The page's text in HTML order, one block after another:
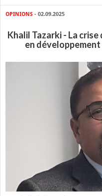
OPINIONS - 02.09.2025
Khalil Tazarki - La
en développement